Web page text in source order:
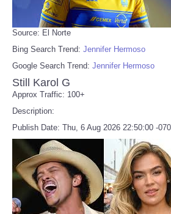
Source: El Norte
Bing Search Trend: Jennifer Hermoso
Google Search Trend: Jennifer Hermoso
Still Karol G
Approx Traffic: 100+
Description:
Publish Date: Thu, 6 Aug 2026 22:50:00 -